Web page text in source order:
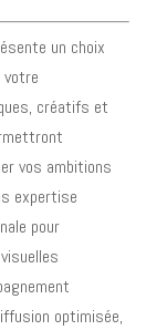
un choix
créatifs et
vos ambitions
expertise
pour
optimisée,